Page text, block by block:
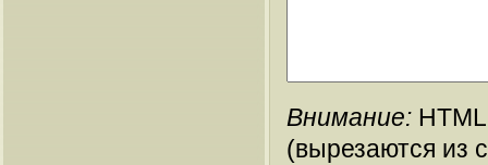
Внимание:
(вырезаются из